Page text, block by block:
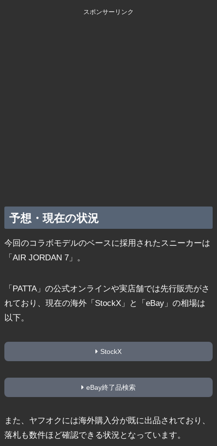
スポンサーリンク
予想・現在の状況
今回のコラボモデルのベースに採用されたスニーカーは
「AIR JORDAN 7」。
「PATTA」の公式オンラインや実店舗では先行販売がさ
れており、現在の海外「StockX」と「eBay」の相場は
以下。
StockX
eBay終了品検索
また、ヤフオクには海外購入分が既に出品されており、
落札も数件ほど確認できる状況となっています。